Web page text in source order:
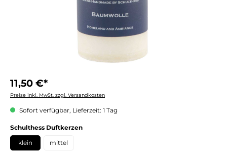
11,50 €*
Preise inkl. MwSt. zzgl. Versandkosten
Sofort verfügbar, Lieferzeit: 1 Tag
Schulthess Duftkerzenauswählen
klein mittel